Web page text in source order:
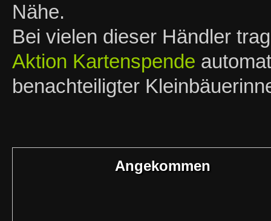
Nähe.
Bei vielen dieser Händler
Aktion Kartenspende
benachteiligter
Angekommen